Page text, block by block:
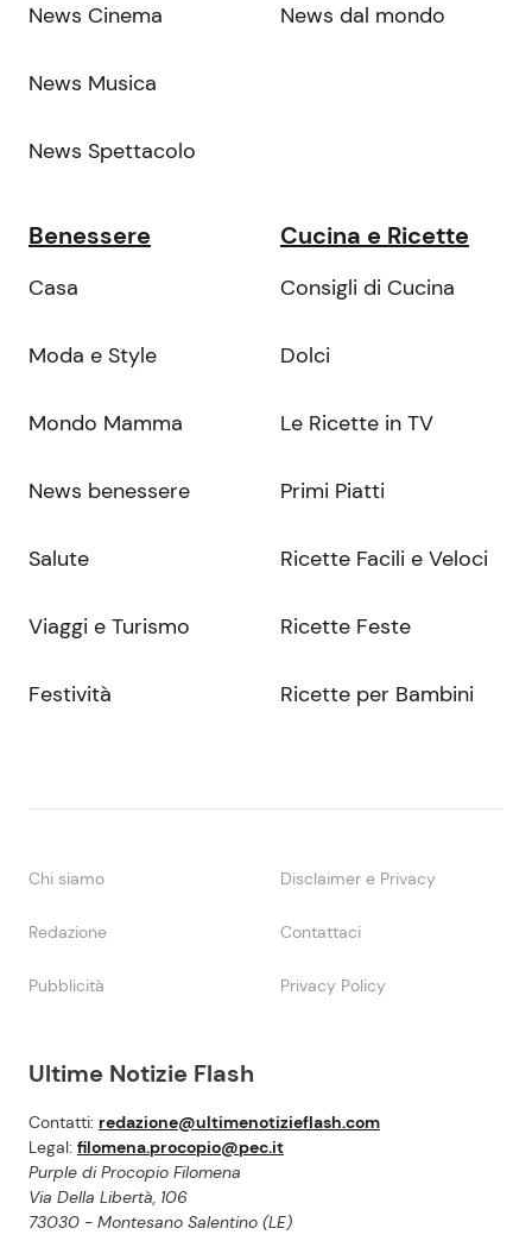
Ultime Notizie Flash
Contatti: redazione@ultimenotizieflash.com
Legal: filomena.procopio@pec.it
Purple di Procopio Filomena
Via Della Libertà, 106
73030 - Montesano Salentino (LE)
News Cinema
News Musica
News Spettacolo
News dal mondo
Benessere
Casa
Moda e Style
Mondo Mamma
News benessere
Salute
Viaggi e Turismo
Festività
Cucina e Ricette
Consigli di Cucina
Dolci
Le Ricette in TV
Primi Piatti
Ricette Facili e Veloci
Ricette Feste
Ricette per Bambini
Chi siamo Disclaimer e Privacy
Redazione Contattaci
Pubblicità Privacy Policy